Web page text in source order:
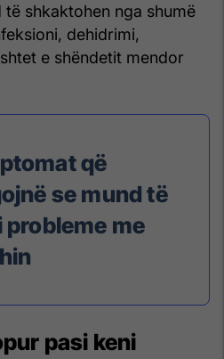
shkaktohen nga shumë
dehidrimi,
e shëndetit mendor
që
se mund të
probleme me
pasi keni